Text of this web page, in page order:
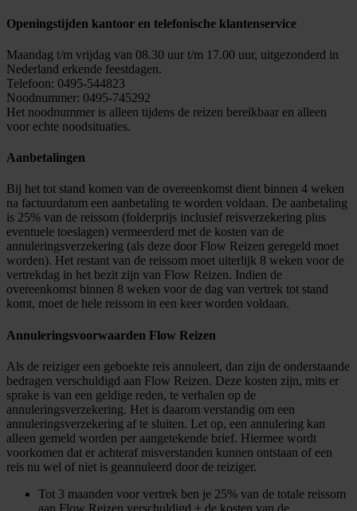
Openingstijden kantoor en telefonische klantenservice
Maandag t/m vrijdag van 08.30 uur t/m 17.00 uur, uitgezonderd in
Nederland erkende feestdagen.
Telefoon: 0495-544823
Noodnummer: 0495-745292
Het noodnummer is alleen tijdens de reizen bereikbaar en alleen
voor echte noodsituaties.
Aanbetalingen
Bij het tot stand komen van de overeenkomst dient binnen 4 weken
na factuurdatum een aanbetaling te worden voldaan. De aanbetaling
is 25% van de reissom (folderprijs inclusief reisverzekering plus
eventuele toeslagen) vermeerderd met de kosten van de
annuleringsverzekering (als deze door Flow Reizen geregeld moet
worden). Het restant van de reissom moet uiterlijk 8 weken voor de
vertrekdag in het bezit zijn van Flow Reizen. Indien de
overeenkomst binnen 8 weken voor de dag van vertrek tot stand
komt, moet de hele reissom in een keer worden voldaan.
Annuleringsvoorwaarden Flow Reizen
Als de reiziger een geboekte reis annuleert, dan zijn de onderstaande
bedragen verschuldigd aan Flow Reizen. Deze kosten zijn, mits er
sprake is van een geldige reden, te verhalen op de
annuleringsverzekering. Het is daarom verstandig om een
annuleringsverzekering af te sluiten. Let op, een annulering kan
alleen gemeld worden per aangetekende brief. Hiermee wordt
voorkomen dat er achteraf misverstanden kunnen ontstaan of een
reis nu wel of niet is geannuleerd door de reiziger.
Tot 3 maanden voor vertrek ben je 25% van de totale reissom
aan Flow Reizen verschuldigd + de kosten van de